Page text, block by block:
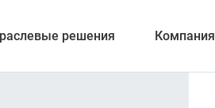
решения Компания